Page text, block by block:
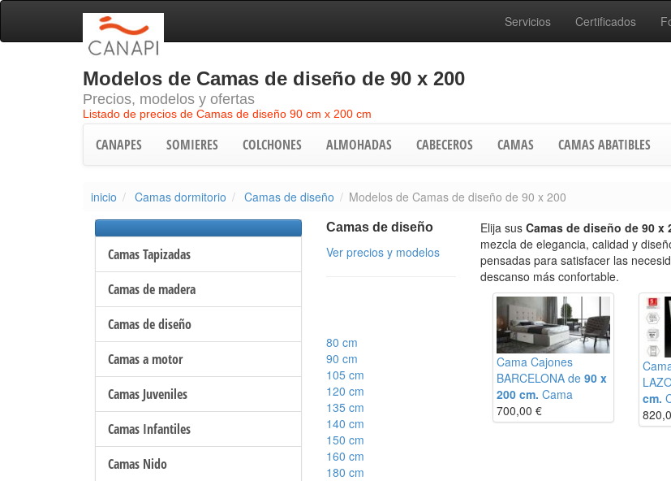
Servicios Certificados
Modelos de Camas de diseño de 90 x 200
Precios, modelos y ofertas
Listado de precios de Camas de diseño 90 cm x 200 cm
CANAPES SOMIERES COLCHONES ALMOHADAS CABECEROS CAMAS CAMAS ABATIBLES
inicio Camas dormitorio Camas de diseño Modelos de Camas de diseño de 90 x 200
Camas Tapizadas
Camas de madera
Camas de diseño
Camas a motor
Camas Juveniles
Camas Infantiles
Camas Nido
Camas de diseño
Ver precios y modelos
80 cm
90 cm
105 cm
120 cm
135 cm
140 cm
150 cm
160 cm
180 cm
Elija sus Camas de diseño de 90 x
mezcla de elegancia, calidad y
pensadas para satisfacer las
descanso más confortable.
Cama Cajones
BARCELONA de 90 x
200 cm. Cama
700,00 €
cm.